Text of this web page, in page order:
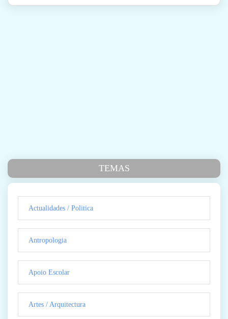
TEMAS
Actualidades / Politica
Antropologia
Apoio Escolar
Artes / Arquitectura